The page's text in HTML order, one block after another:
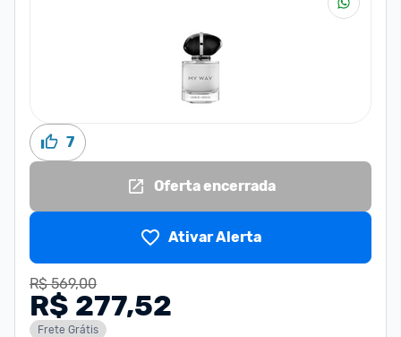
7
Oferta encerrada
Ativar Alerta
R$ 569,00
R$ 277,52
Frete Grátis